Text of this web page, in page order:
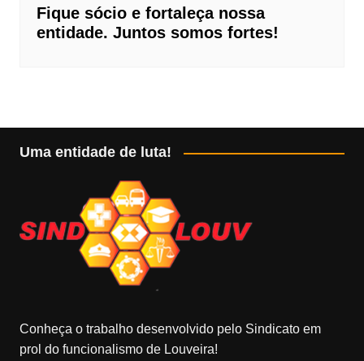
Fique sócio e fortaleça nossa
entidade. Juntos somos fortes!
Uma entidade de luta!
Conheça o trabalho desenvolvido pelo Sindicato em
prol do funcionalismo de Louveira!